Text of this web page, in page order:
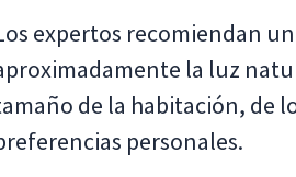
expertos recomiendan
la luz
de la habitación, de
personales.